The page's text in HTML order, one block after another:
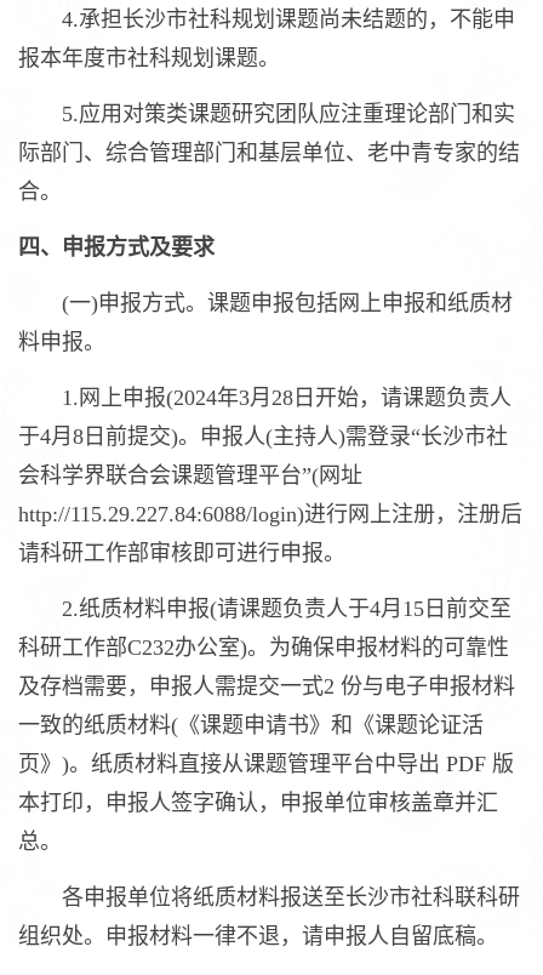
4.承担长沙市社科规划课题尚未结题的，不能申
报本年度市社科规划课题。
5.应用对策类课题研究团队应注重理论部门和实
际部门、综合管理部门和基层单位、老中青专家的结
合。
四、申报方式及要求
(一)申报方式。课题申报包括网上申报和纸质材
料申报。
1.网上申报(2024年3月28日开始，请课题负责人
于4月8日前提交)。申报人(主持人)需登录“长沙市社
会科学界联合会课题管理平台”(网址
http://115.29.227.84:6088/login)进行网上注册，注册后
请科研工作部审核即可进行申报。
2.纸质材料申报(请课题负责人于4月15日前交至
科研工作部C232办公室)。为确保申报材料的可靠性
及存档需要，申报人需提交一式2 份与电子申报材料
一致的纸质材料(《课题申请书》和《课题论证活
页》)。纸质材料直接从课题管理平台中导出 PDF 版
本打印，申报人签字确认，申报单位审核盖章并汇
总。
各申报单位将纸质材料报送至长沙市社科联科研
组织处。申报材料一律不退，请申报人自留底稿。